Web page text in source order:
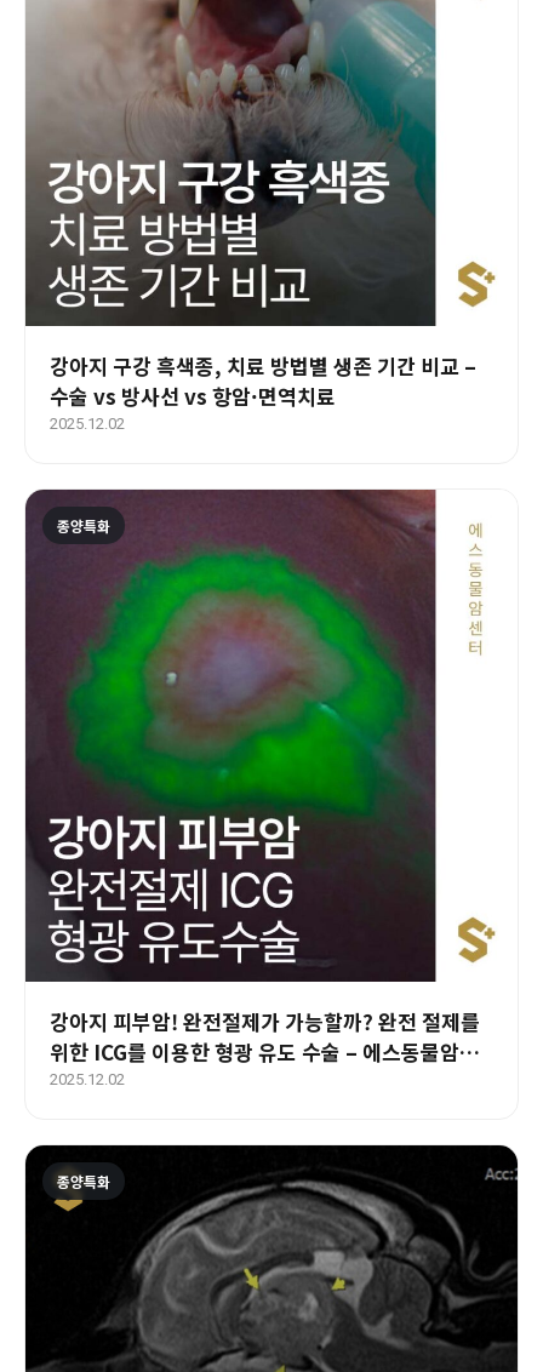
강아지 구강 흑색종, 치료 방법별 생존 기간 비교 –
수술 vs 방사선 vs 항암·면역치료
2025.12.02
종양특화
강아지 피부암! 완전절제가 가능할까? 완전 절제를
위한 ICG를 이용한 형광 유도 수술 – 에스동물암센
터
2025.12.02
종양특화